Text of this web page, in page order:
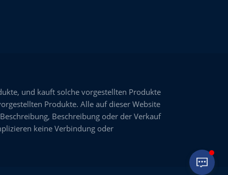
und kauft solche vorgestellten Produkte
Produkte. Alle auf dieser Website
Beschreibung oder der Verkauf
keine Verbindung oder